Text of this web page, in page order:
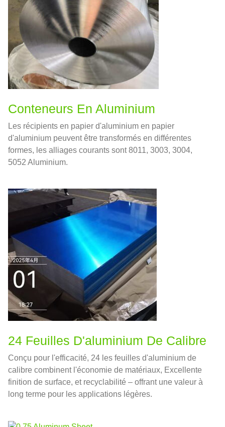
Conteneurs En Aluminium
Les récipients en papier d'aluminium en papier
d'aluminium peuvent être transformés en différentes
formes, les alliages courants sont 8011, 3003, 3004,
5052 Aluminium.
24 Feuilles D'aluminium De Calibre
Conçu pour l'efficacité, 24 les feuilles d'aluminium de
calibre combinent l'économie de matériaux, Excellente
finition de surface, et recyclabilité – offrant une valeur à
long terme pour les applications légères.